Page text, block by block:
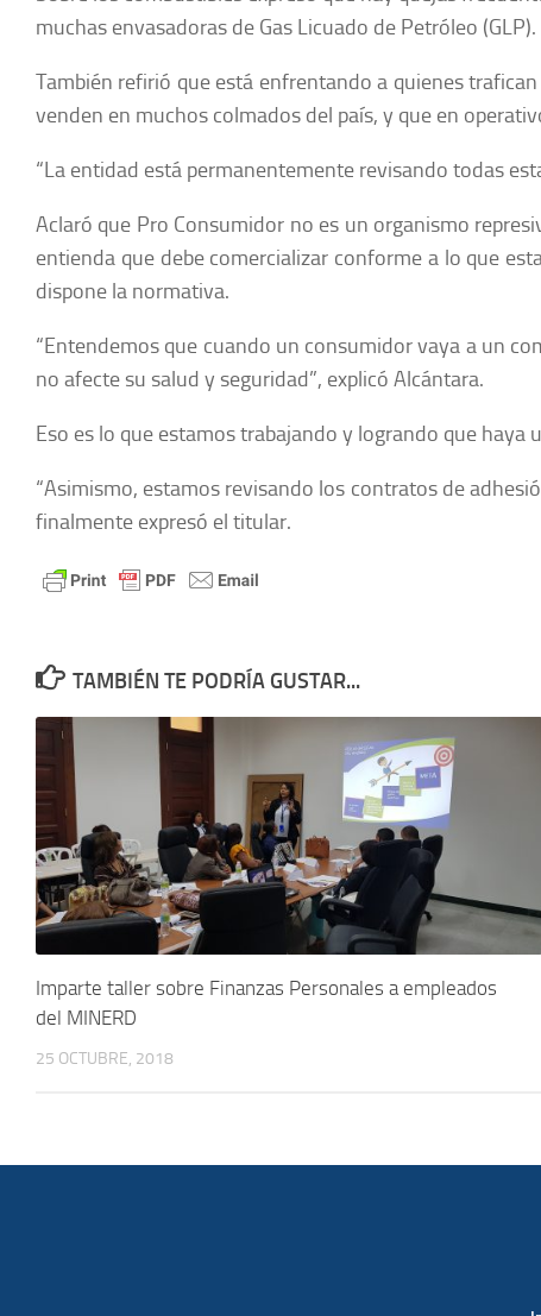
muchas envasadoras de Gas Licuado de Petróleo (GLP).
También refirió que está enfrentando a quienes
venden en muchos colmados del país, y que en
“La entidad está permanentemente revisando todas
Aclaró que Pro Consumidor no es un organismo
entienda que debe comercializar conforme a lo que
dispone la normativa.
“Entendemos que cuando un consumidor vaya a un
no afecte su salud y seguridad”, explicó Alcántara.
Eso es lo que estamos trabajando y logrando que
“Asimismo, estamos revisando los contratos de
finalmente expresó el titular.
TAMBIÉN TE PODRÍA GUSTAR...
Imparte taller sobre Finanzas Personales a empleados
del MINERD
25 OCTUBRE, 2018